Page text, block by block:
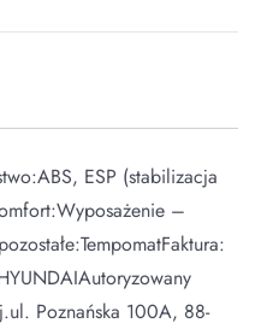
ESP (stabilizacja
–
Poznańska 100A, 88-